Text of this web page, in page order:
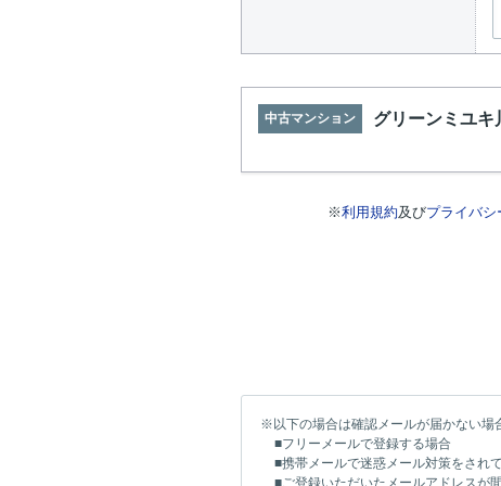
中古マンション グリーンミユキ
※利用規約及びプライバシ
※以下の場合は確認メールが届かない場
■フリーメールで登録する場合
■携帯メールで迷惑メール対策をされ
■ご登録いただいたメールアドレスが